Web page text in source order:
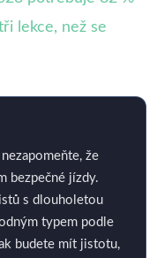
lekce, než se
že
bezpečné jízdy.
s dlouholetou
typem podle
budete mít jistotu,